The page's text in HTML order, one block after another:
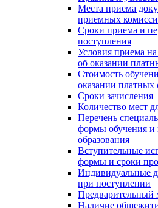
Места приема
приемных
Сроки приема и
поступления
Условия приема
об оказании
Стоимость
оказании платных
Сроки зачисления
Количество мест
Перечень
формы обучения и
образования
Вступительные
формы и сроки
Индивидуальные
при поступлении
Предварительный
Наличие